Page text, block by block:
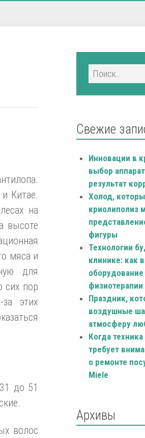
Китае.
на
высоте
мяса и
для
сих пор
этих
до 51
волос
Свежие
Инновации в
выбор
результат
Холод,
криолиполиз
фигуры
Технологии
клинике: как
Праздник,
воздушные
атмосферу
Когда
требует
о ремонте
Miele
Архивы